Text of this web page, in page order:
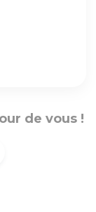
de vous !